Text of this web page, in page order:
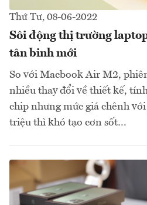
Thứ Tư, 08-06-2022
Sôi động thị trường
tân binh mới
So với Macbook Air M2,
nhiều thay đổi về thiết kế,
chip nhưng mức giá chênh
triệu thì khó tạo cơn sốt…